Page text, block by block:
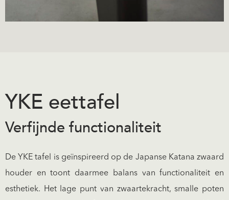
YKE eettafel
Verfijnde functionaliteit
De YKE tafel is geïnspireerd op de Japanse Katana zwaard
houder en toont daarmee balans van functionaliteit en
esthetiek. Het lage punt van zwaartekracht, smalle poten